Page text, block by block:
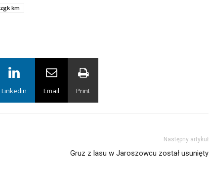
zgk km
Linkedin Email Print
Następny artykuł
Gruz z lasu w Jaroszowcu został usunięty